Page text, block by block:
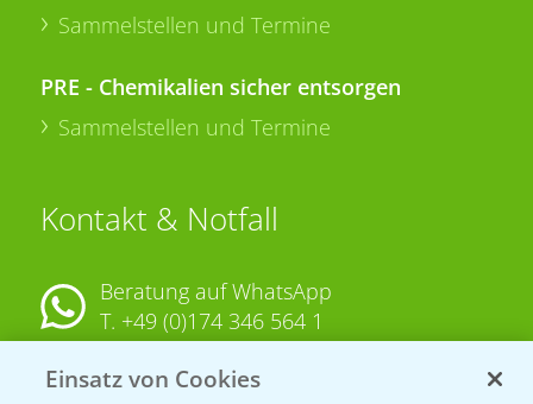
Sammelstellen und Termine
PRE - Chemikalien sicher entsorgen
Sammelstellen und Termine
Kontakt & Notfall
Beratung auf WhatsApp
T. +49 (0)174 346 564 1
KONTAKT
Einsatz von Cookies